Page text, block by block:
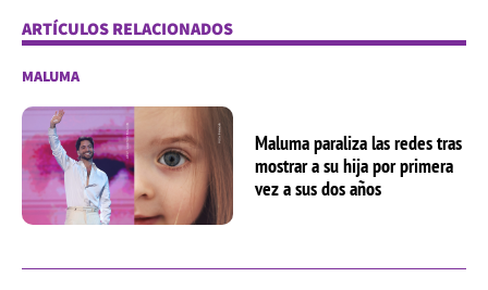
ARTÍCULOS RELACIONADOS
MALUMA
Maluma paraliza las redes tras
mostrar a su hija por primera
vez a sus dos años